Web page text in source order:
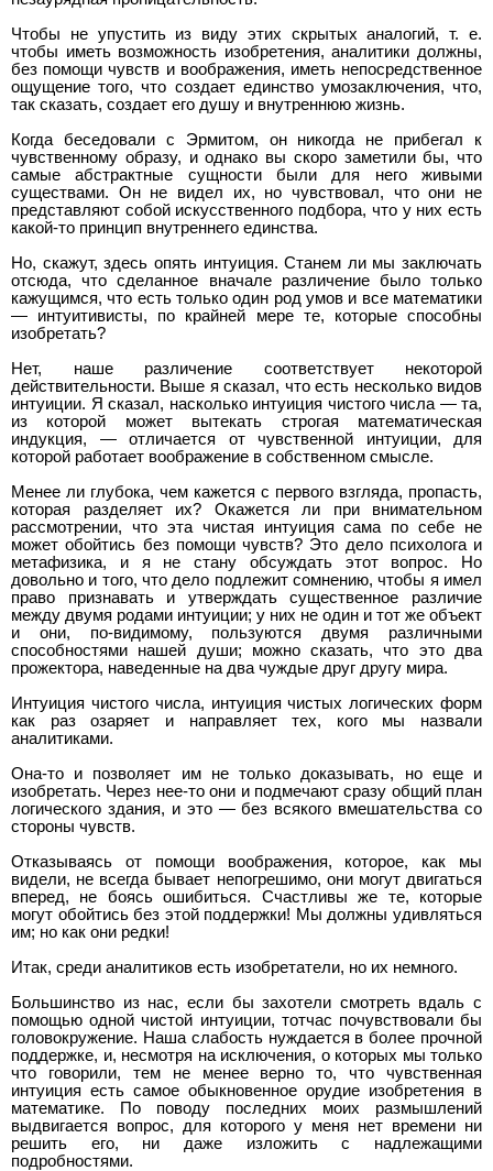
Чтобы не упустить из виду этих скрытых аналогий, т. е.
чтобы иметь возможность изобретения, аналитики должны,
без помощи чувств и воображения, иметь непосредственное
ощущение того, что создает единство умозаключения, что,
так сказать, создает его душу и внутреннюю жизнь.
Когда беседовали с Эрмитом, он никогда не прибегал к
чувственному образу, и однако вы скоро заметили бы, что
самые абстрактные сущности были для него живыми
существами. Он не видел их, но чувствовал, что они не
представляют собой искусственного подбора, что у них есть
какой-то принцип внутреннего единства.
Но, скажут, здесь опять интуиция. Станем ли мы заключать
отсюда, что сделанное вначале различение было только
кажущимся, что есть только один род умов и все математики
— интуитивисты, по крайней мере те, которые способны
изобретать?
Нет, наше различение соответствует некоторой
действительности. Выше я сказал, что есть несколько видов
интуиции. Я сказал, насколько интуиция чистого числа — та,
из которой может вытекать строгая математическая
индукция, — отличается от чувственной интуиции, для
которой работает воображение в собственном смысле.
Менее ли глубока, чем кажется с первого взгляда, пропасть,
которая разделяет их? Окажется ли при внимательном
рассмотрении, что эта чистая интуиция сама по себе не
может обойтись без помощи чувств? Это дело психолога и
метафизика, и я не стану обсуждать этот вопрос. Но
довольно и того, что дело подлежит сомнению, чтобы я имел
право признавать и утверждать существенное различие
между двумя родами интуиции; у них не один и тот же объект
и они, по-видимому, пользуются двумя различными
способностями нашей души; можно сказать, что это два
прожектора, наведенные на два чуждые друг другу мира.
Интуиция чистого числа, интуиция чистых логических форм
как раз озаряет и направляет тех, кого мы назвали
аналитиками.
Она-то и позволяет им не только доказывать, но еще и
изобретать. Через нее-то они и подмечают сразу общий план
логического здания, и это — без всякого вмешательства со
стороны чувств.
Отказываясь от помощи воображения, которое, как мы
видели, не всегда бывает непогрешимо, они могут двигаться
вперед, не боясь ошибиться. Счастливы же те, которые
могут обойтись без этой поддержки! Мы должны удивляться
им; но как они редки!
Итак, среди аналитиков есть изобретатели, но их немного.
Большинство из нас, если бы захотели смотреть вдаль с
помощью одной чистой интуиции, тотчас почувствовали бы
головокружение. Наша слабость нуждается в более прочной
поддержке, и, несмотря на исключения, о которых мы только
что говорили, тем не менее верно то, что чувственная
интуиция есть самое обыкновенное орудие изобретения в
математике. По поводу последних моих размышлений
выдвигается вопрос, для которого у меня нет времени ни
решить его, ни даже изложить с надлежащими
подробностями.